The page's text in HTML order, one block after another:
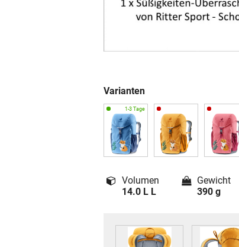
Varianten
Volumen
14.0 L L
Gewicht
390 g